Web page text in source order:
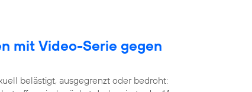
mit Video-Serie gegen
belästigt, ausgegrenzt oder bedroht: